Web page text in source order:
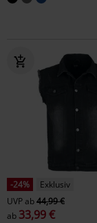
-24%
Exklusiv
UVPab44,99 €
ab 33,99 €